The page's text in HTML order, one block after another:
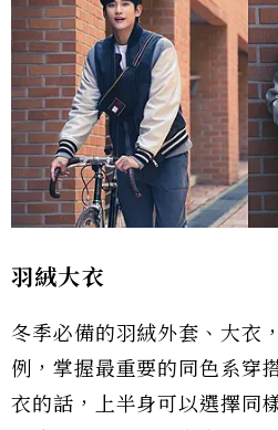
羽絨大衣
冬季必備的羽絨外套、大衣
例，掌握最重要的同色系穿
衣的話，上半身可以選擇同